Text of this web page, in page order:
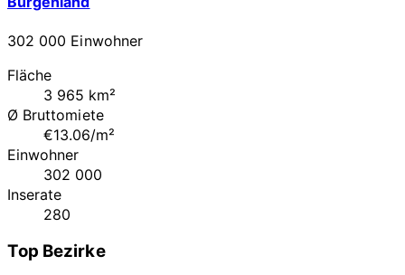
302 000 Einwohner
Fläche
3 965 km²
Ø Bruttomiete
€13.06/m²
Einwohner
302 000
Inserate
280
Top Bezirke